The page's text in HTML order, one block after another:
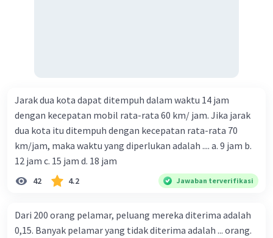
Jarak dua kota dapat ditempuh dalam waktu 14 jam
dengan kecepatan mobil rata-rata 60 km/ jam. Jika jarak
dua kota itu ditempuh dengan kecepatan rata-rata 70
km/jam, maka waktu yang diperlukan adalah .... a. 9 jam b.
12 jam c. 15 jam d. 18 jam
42 4.2 Jawaban terverifikasi
Dari 200 orang pelamar, peluang mereka diterima adalah
0,15. Banyak pelamar yang tidak diterima adalah ... orang.